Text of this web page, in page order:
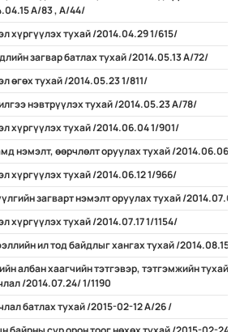
А/83 , А/44/
хүргүүлэх тухай /2014.04.29 1/615/
загвар батлах тухай /2014.05.13 А/72/
өгөх тухай /2014.05.23 1/811/
нэвтрүүлэх тухай /2014.05.23 А/78/
хүргүүлэх тухай /2014.06.04 1/901/
нэмэлт, өөрчлөлт оруулах тухай /2014.06.06
хүргүүлэх тухай /2014.06.12 1/966/
загварт нэмэлт оруулах тухай /2014.07.07
хүргүүлэх тухай /2014.07.17 1/1154/
ил тод байдлыг хангах тухай /2014.08.15
албан хаагчийн тэтгэвэр, тэтгэмжийн тухай
/2014.07.24/ 1/1190
батлах тухай /2015-02-12 А/26 /